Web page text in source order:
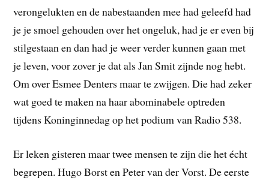
verongelukten en de nabestaanden mee had geleefd had
je je smoel gehouden over het ongeluk, had je er even bij
stilgestaan en dan had je weer verder kunnen gaan met
je leven, voor zover je dat als Jan Smit zijnde nog hebt.
Om over Esmee Denters maar te zwijgen. Die had zeker
wat goed te maken na haar abominabele optreden
tijdens Koninginnedag op het podium van Radio 538.
Er leken gisteren maar twee mensen te zijn die het écht
begrepen. Hugo Borst en Peter van der Vorst. De eerste